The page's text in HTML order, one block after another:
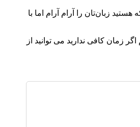
زبان‌تان را آرام آرام اما با
زمان کافی ندارید می توانید از